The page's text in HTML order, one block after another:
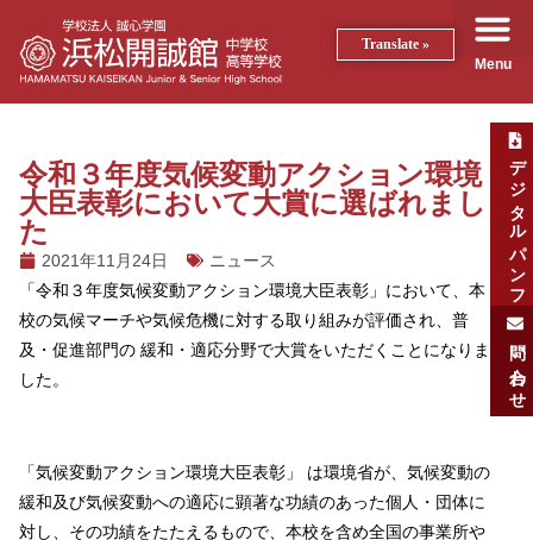
Menu
デジタルパンフ
問い合わせ
令和３年度気候変動アクション環境
大臣表彰において大賞に選ばれまし
た
2021年11月24日
ニュース
「令和３年度気候変動アクション環境大臣表彰」において、本
校の気候マーチや気候危機に対する取り組みが評価され、普
及・促進部門の 緩和・適応分野で大賞をいただくことになりま
した。
「気候変動アクション環境大臣表彰」 は環境省が、気候変動の
緩和及び気候変動への適応に顕著な功績のあった個人・団体に
対し、その功績をたたえるもので、本校を含め全国の事業所や
Translate »